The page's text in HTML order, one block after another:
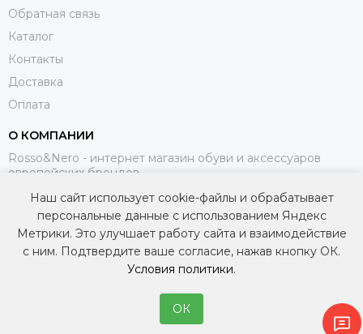
Обратная связь
Каталог
Контакты
Доставка
Оплата
О КОМПАНИИ
Rosso&Nero - интернет магазин обуви и аксессуаров
европейских брендов.
МЫ В СОЦИАЛЬНЫХ СЕТЯХ
2026 © Интернет-магазин итальянской обуви и аксессуаров — Rosso&Nero.
Наш сайт использует cookie-файлы и обрабатывает
персональные данные с использованием Яндекс
Метрики. Это улучшает работу сайта и взаимодействие
с ним. Подтвердите ваше согласие, нажав кнопку ОК.
Условия политики.
ОК